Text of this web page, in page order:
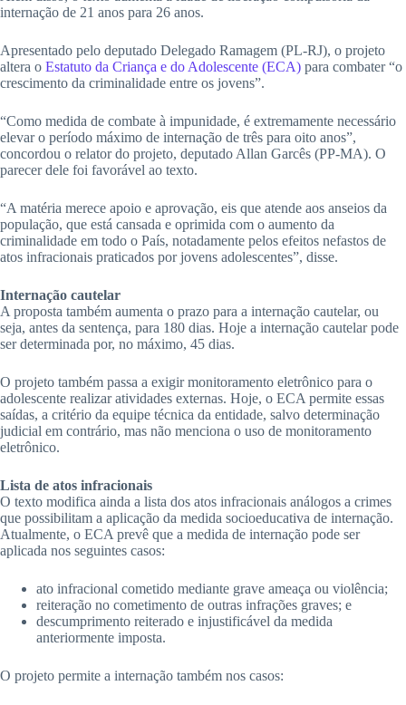
internação de 21 anos para 26 anos.
Apresentado pelo deputado Delegado Ramagem (PL-RJ), o projeto
altera o Estatuto da Criança e do Adolescente (ECA) para combater “o
crescimento da criminalidade entre os jovens”.
“Como medida de combate à impunidade, é extremamente necessário
elevar o período máximo de internação de três para oito anos”,
concordou o relator do projeto, deputado Allan Garcês (PP-MA). O
parecer dele foi favorável ao texto.
“A matéria merece apoio e aprovação, eis que atende aos anseios da
população, que está cansada e oprimida com o aumento da
criminalidade em todo o País, notadamente pelos efeitos nefastos de
atos infracionais praticados por jovens adolescentes”, disse.
Internação cautelar
A proposta também aumenta o prazo para a internação cautelar, ou
seja, antes da sentença, para 180 dias. Hoje a internação cautelar pode
ser determinada por, no máximo, 45 dias.
O projeto também passa a exigir monitoramento eletrônico para o
adolescente realizar atividades externas. Hoje, o ECA permite essas
saídas, a critério da equipe técnica da entidade, salvo determinação
judicial em contrário, mas não menciona o uso de monitoramento
eletrônico.
Lista de atos infracionais
O texto modifica ainda a lista dos atos infracionais análogos a crimes
que possibilitam a aplicação da medida socioeducativa de internação.
Atualmente, o ECA prevê que a medida de internação pode ser
aplicada nos seguintes casos:
ato infracional cometido mediante grave ameaça ou violência;
reiteração no cometimento de outras infrações graves; e
descumprimento reiterado e injustificável da medida
anteriormente imposta.
O projeto permite a internação também nos casos: